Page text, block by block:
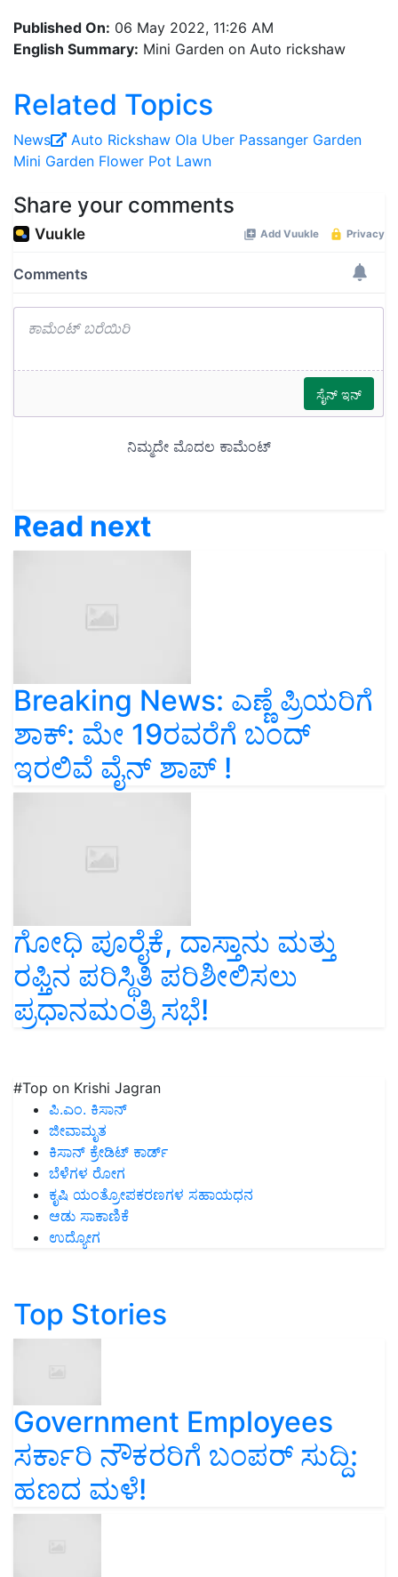
Published On: 06 May 2022, 11:26 AM
English Summary: Mini Garden on Auto rickshaw
Related Topics
News Auto Rickshaw Ola Uber Passanger Garden
Mini Garden Flower Pot Lawn
Share your comments
Read next
Breaking News: ಎಣ್ಣೆ ಪ್ರಿಯರಿಗೆ
ಶಾಕ್: ಮೇ 19ರವರೆಗೆ ಬಂದ್
ಇರಲಿವೆ ವೈನ್ ಶಾಪ್ !
ಗೋಧಿ ಪೂರೈಕೆ, ದಾಸ್ತಾನು ಮತ್ತು
ರಫ್ತಿನ ಪರಿಸ್ಥಿತಿ ಪರಿಶೀಲಿಸಲು
ಪ್ರಧಾನಮಂತ್ರಿ ಸಭೆ!
#Top on Krishi Jagran
ಪಿ.ಎಂ. ಕಿಸಾನ್
ಜೀವಾಮೃತ
ಕಿಸಾನ್ ಕ್ರೇಡಿಟ್ ಕಾರ್ಡ್
ಬೆಳೆಗಳ ರೋಗ
ಕೃಷಿ ಯಂತ್ರೋಪಕರಣಗಳ ಸಹಾಯಧನ
ಆಡು ಸಾಕಾಣಿಕೆ
ಉದ್ಯೋಗ
Top Stories
Government Employees
ಸರ್ಕಾರಿ ನೌಕರರಿಗೆ ಬಂಪರ್‌ ಸುದ್ದಿ:
ಹಣದ ಮಳೆ!